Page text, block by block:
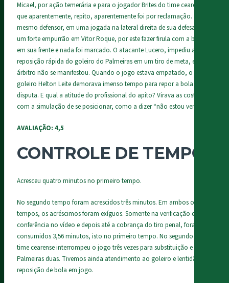
Micael, por ação temerária e para o jogador Brites do time cearense,
que aparentemente, repito, aparentemente foi por reclamação. Este
mesmo defensor, em uma jogada na lateral direita de sua defesa, deu
um forte empurrão em Vitor Roque, por este fazer firula com a bola
em sua frente e nada foi marcado. O atacante Lucero, impediu a
reposição rápida do goleiro do Palmeiras em um tiro de meta, e o
árbitro não se manifestou. Quando o jogo estava empatado, o
goleiro Helton Leite demorava imenso tempo para repor a bola em
disputa. E qual a atitude do profissional do apito? Virava as costas,
com a simulação de se posicionar, como a dizer “não estou vendo!”
AVALIAÇÃO: 4,5
CONTROLE DE TEMPO
Acresceu quatro minutos no primeiro tempo.
No segundo tempo foram acrescidos três minutos. Em ambos os
tempos, os acréscimos foram exíguos. Somente na verificação e
conferência no vídeo e depois até a cobrança do tiro penal, foram
consumidos 3,56 minutos, isto no primeiro tempo. No segundo o
time cearense interrompeu o jogo três vezes para substituição e o
Palmeiras duas. Tivemos ainda atendimento ao goleiro e lentidão em
reposição de bola em jogo.